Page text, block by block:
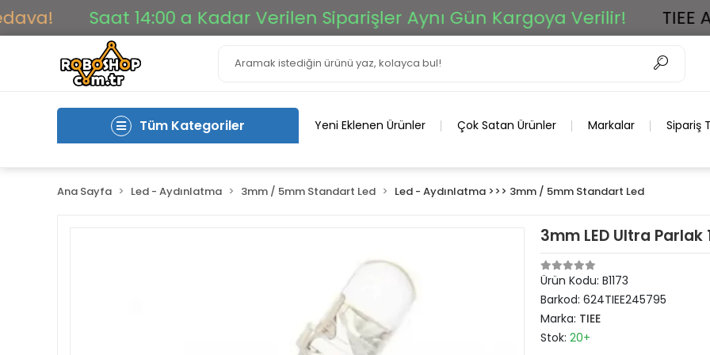
Saat 14:00 a Kadar Verilen Siparişler Aynı Gün Kargoya Verilir! TIEE Ar-
Tüm Kategoriler Yeni Eklenen Ürünler Çok Satan Ürünler Markalar Sipariş
Ana Sayfa Led - Aydınlatma 3mm / 5mm Standart Led Led - Aydınlatma >>> 3mm / 5mm Standart Led
3mm LED Ultra Parlak
Ürün Kodu: B1173
Barkod: 624TIEE245795
Marka: TIEE
Stok: 20+